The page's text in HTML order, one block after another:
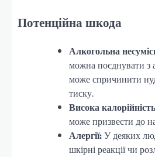
Потенційна шкода
Алкогольна
можна поєднувати з
може спричинити
тиску.
Висока
може призвести до
Алергії:У деяких
шкірні реакції чи